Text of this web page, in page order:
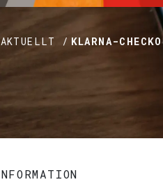
AKTUELLT / KLARNA-